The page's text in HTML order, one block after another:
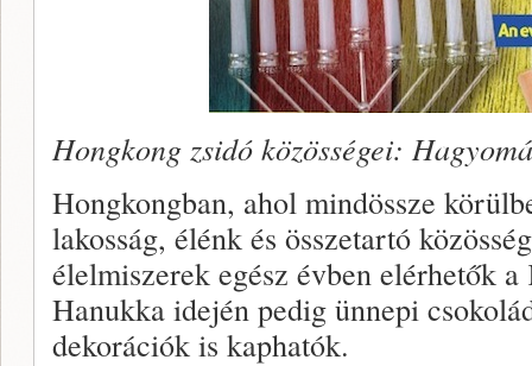
Hongkong zsidó közösségei:
Hongkongban, ahol mindössze
lakosság, élénk és összetartó
élelmiszerek egész évben elérhetők
Hanukka idején pedig ünnepi
dekorációk is kaphatók.